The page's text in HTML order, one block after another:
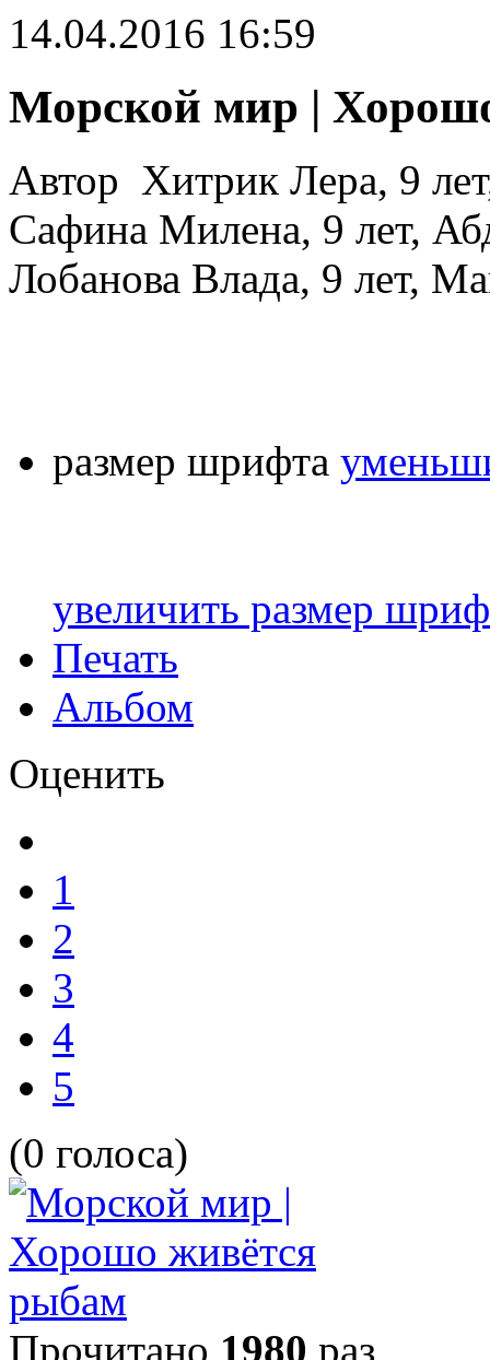
14.04.2016 16:59
Морской мир |
Автор Хитрик Лера, 9
Сафина Милена, 9 лет,
Лобанова Влада, 9 лет,
размер шрифта
увеличить размер
Печать
Альбом
Оценить
1
2
3
4
5
(0 голоса)
Прочитано 1980 раз